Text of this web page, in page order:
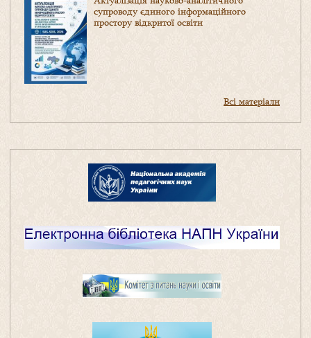
супроводу єдиного інформаційного
простору відкритої освіти
Всі матеріали